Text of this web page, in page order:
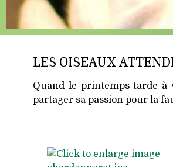
LES OISEAUX
Quand le printemps tarde à
partager sa passion pour la